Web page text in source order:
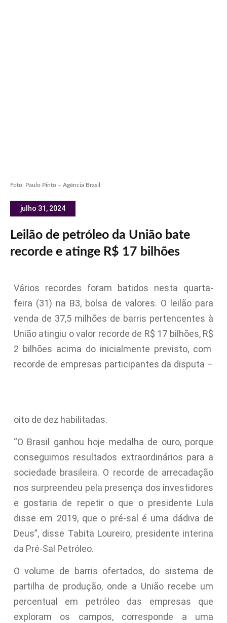
Foto: Paulo Pinto – Agência Brasil
julho 31, 2024
Leilão de petróleo da União bate
recorde e atinge R$ 17 bilhões
Vários recordes foram batidos nesta quarta-
feira (31) na B3, bolsa de valores. O leilão para
venda de 37,5 milhões de barris pertencentes à
União atingiu o valor recorde de R$ 17 bilhões, R$
2 bilhões acima do inicialmente previsto, com
recorde de empresas participantes da disputa –
oito de dez habilitadas.
“O Brasil ganhou hoje medalha de ouro, porque
conseguimos resultados extraordinários para a
sociedade brasileira. O recorde de arrecadação
nos surpreendeu pela presença dos investidores
e gostaria de repetir o que o presidente Lula
disse em 2019, que o pré-sal é uma dádiva de
Deus”, disse Tabita Loureiro, presidente interina
da Pré-Sal Petróleo.
O volume de barris ofertados, do sistema de
partilha de produção, onde a União recebe um
percentual em petróleo das empresas que
exploram os campos, corresponde a uma